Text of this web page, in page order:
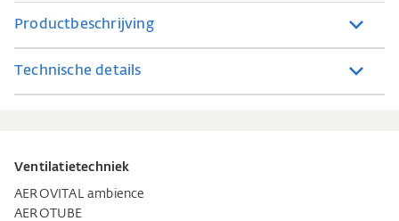
Productbeschrijving
Technische details
Ventilatietechniek
AEROVITAL ambience
AEROTUBE